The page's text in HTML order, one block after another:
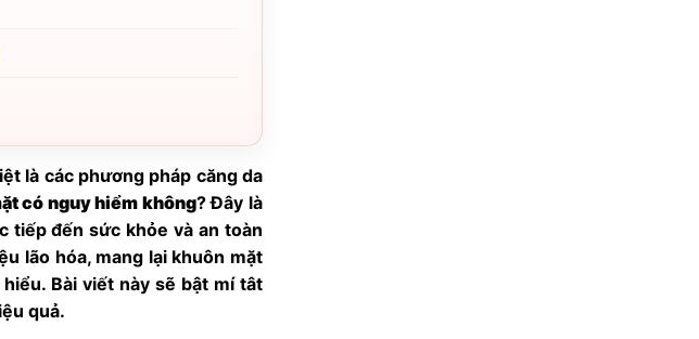
là các phương pháp căng da
có nguy hiểm không? Đây là
tiếp đến sức khỏe và an toàn
lão hóa, mang lại khuôn mặt
Bài viết này sẽ bật mí tât
quả.